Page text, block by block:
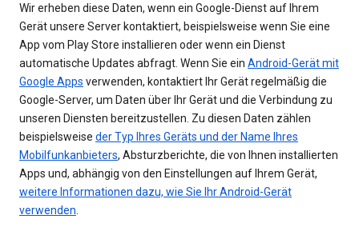
Wir erheben diese Daten, wenn ein Google-Dienst auf Ihrem
Gerät unsere Server kontaktiert, beispielsweise wenn Sie eine
App vom Play Store installieren oder wenn ein Dienst
automatische Updates abfragt. Wenn Sie ein Android-Gerät mit
Google Apps verwenden, kontaktiert Ihr Gerät regelmäßig die
Google-Server, um Daten über Ihr Gerät und die Verbindung zu
unseren Diensten bereitzustellen. Zu diesen Daten zählen
beispielsweise der Typ Ihres Geräts und der Name Ihres
Mobilfunkanbieters, Absturzberichte, die von Ihnen installierten
Apps und, abhängig von den Einstellungen auf Ihrem Gerät,
weitere Informationen dazu, wie Sie Ihr Android-Gerät
verwenden.